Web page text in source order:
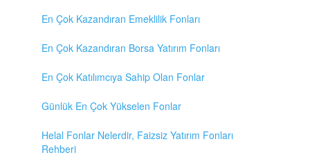
En Çok Kazandıran Emeklilik Fonları
En Çok Kazandıran Borsa Yatırım Fonları
En Çok Katılımcıya Sahip Olan Fonlar
Günlük En Çok Yükselen Fonlar
Helal Fonlar Nelerdir, Faizsiz Yatırım Fonları
Rehberi